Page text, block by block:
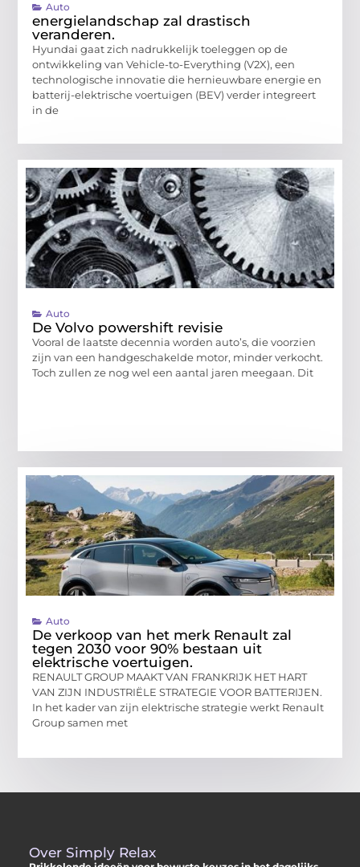
Auto
energielandschap zal drastisch
veranderen.
Hyundai gaat zich nadrukkelijk toeleggen op de
ontwikkeling van Vehicle-to-Everything (V2X), een
technologische innovatie die hernieuwbare energie en
batterij-elektrische voertuigen (BEV) verder integreert
in de
Auto
De Volvo powershift revisie
Vooral de laatste decennia worden auto’s, die voorzien
zijn van een handgeschakelde motor, minder verkocht.
Toch zullen ze nog wel een aantal jaren meegaan. Dit
Auto
De verkoop van het merk Renault zal
tegen 2030 voor 90% bestaan uit
elektrische voertuigen.
RENAULT GROUP MAAKT VAN FRANKRIJK HET HART
VAN ZIJN INDUSTRIËLE STRATEGIE VOOR BATTERIJEN.
In het kader van zijn elektrische strategie werkt Renault
Group samen met
Over Simply Relax